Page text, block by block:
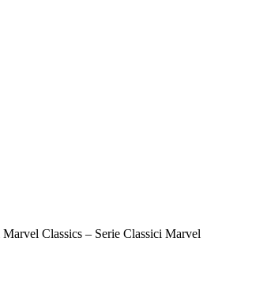
Classics – Serie Classici Marvel